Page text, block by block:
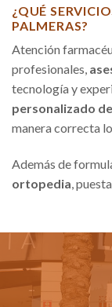
¿QUÉ
PALMERAS?
Atención
profesionales,
tecnología y
personalizado
manera correcta
Además de
ortopedia ,